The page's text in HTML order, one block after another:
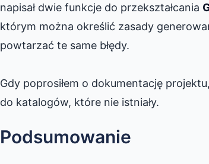
napisał dwie funkcje do przekształcania
którym można określić zasady
powtarzać te same błędy.
Gdy poprosiłem o dokumentację
do katalogów, które nie istniały.
Podsumowanie